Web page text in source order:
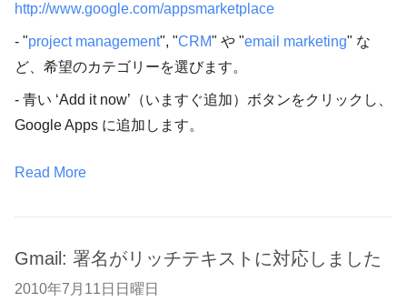
http://www.google.com/appsmarketplace
- "project management", "CRM" や "email marketing" な
ど、希望のカテゴリーを選びます。
- 青い ‘Add it now’（いますぐ追加）ボタンをクリックし、
Google Apps に追加します。
Read More
Gmail: 署名がリッチテキストに対応しました
2010年7月11日日曜日